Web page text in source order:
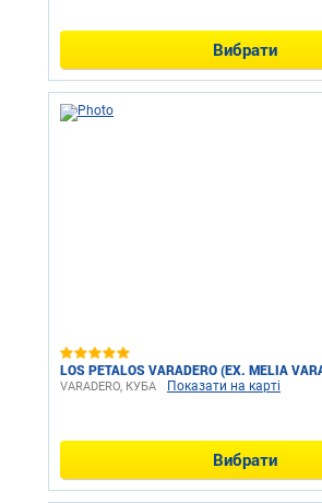
Вибрати
LOS PETALOS VARADERO (EX. MELIA
VARADERO, КУБА Показати на карті
Вибрати